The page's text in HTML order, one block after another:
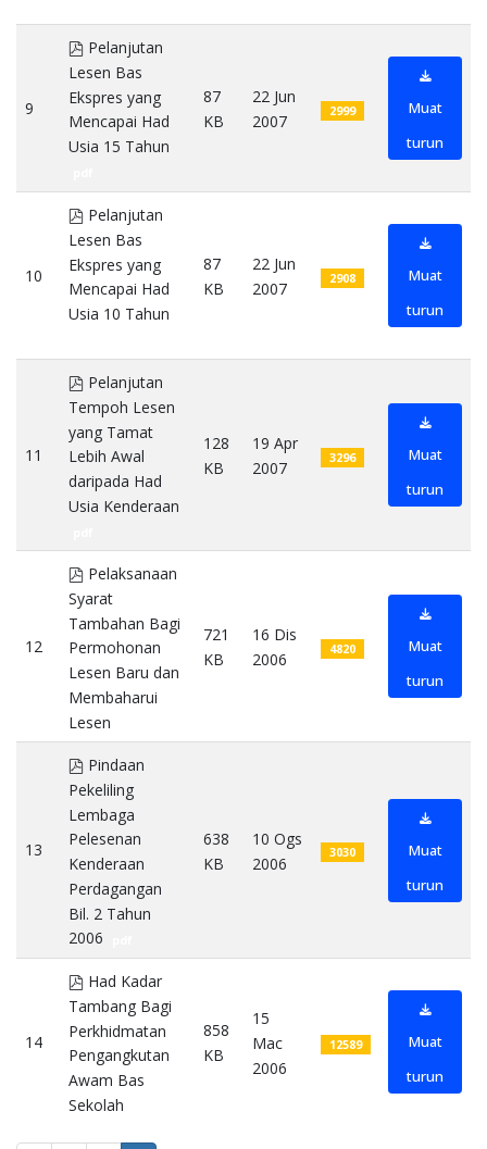
9
pdf
Pelanjutan
Lesen Bas
Ekspres yang
Mencapai Had
Usia 15 Tahun
87
KB
22 Jun
2007
2999
Muat
turun
10
pdf
Pelanjutan
Lesen Bas
Ekspres yang
Mencapai Had
Usia 10 Tahun
87
KB
22 Jun
2007
2908
Muat
turun
11
pdf
Pelanjutan
Tempoh Lesen
yang Tamat
Lebih Awal
daripada Had
Usia Kenderaan
128
KB
19 Apr
2007
3296
Muat
turun
12
pdf
Pelaksanaan
Syarat
Tambahan Bagi
Permohonan
Lesen Baru dan
Membaharui
Lesen
721
KB
16 Dis
2006
4820
Muat
turun
13
pdf
Pindaan
Pekeliling
Lembaga
Pelesenan
Kenderaan
Perdagangan
Bil. 2 Tahun
2006
638
KB
10 Ogs
2006
3030
Muat
turun
14
pdf
Had Kadar
Tambang Bagi
Perkhidmatan
Pengangkutan
Awam Bas
Sekolah
858
KB
15
Mac
2006
12589
Muat
turun